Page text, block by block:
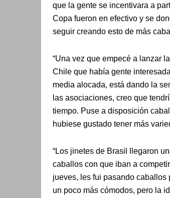
que la gente se incentivara a
Copa fueron en efectivo y se
seguir creando esto de más
“Una vez que empecé a lanzar
Chile que había gente
media alocada, está dando la
las asociaciones, creo que
tiempo. Puse a disposición
hubiese gustado tener más
“Los jinetes de Brasil llegaron
caballos con que iban a
jueves, les fui pasando
un poco más cómodos, pero la